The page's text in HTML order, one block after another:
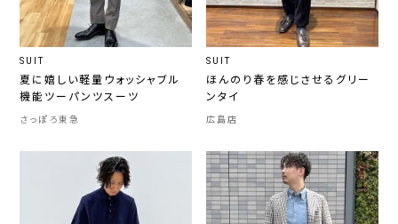
SUIT
夏に嬉しい軽量ウォッシャブル
機能ツーパンツスーツ
さっぽろ東急
SUIT
ほんのり春を感じさせるグリー
ンタイ
広島店